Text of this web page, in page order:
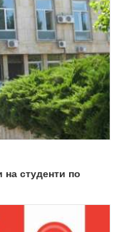
студенти по